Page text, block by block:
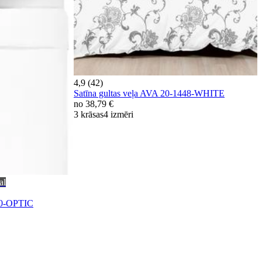
OPTIC
4,9 (42)
Satīna gultas veļa AVA 20-1448-WHITE
no 38,79 €
3 krāsas4 izmēri